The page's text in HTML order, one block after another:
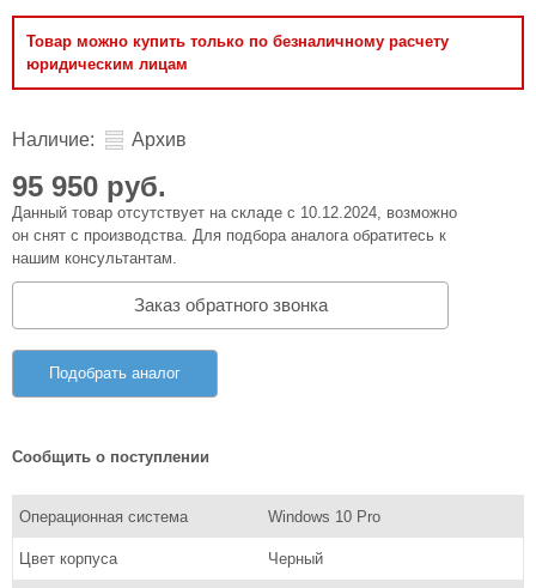
Товар можно купить только по безналичному расчету
юридическим лицам
Наличие: Архив
95 950 руб.
Данный товар отсутствует на складе с 10.12.2024, возможно
он снят с производства. Для подбора аналога обратитесь к
нашим консультантам.
Заказ обратного звонка
Подобрать аналог
Сообщить о поступлении
Операционная система Windows 10 Pro
Цвет корпуса Черный